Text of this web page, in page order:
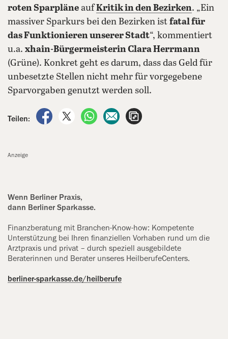
roten Sparpläne aufKritik in den Bezirken. „Ein
massiver Sparkurs bei den Bezirken ist fatal für
das Funktionieren unserer Stadt“, kommentiert
u.a. xhain-Bürgermeisterin Clara Herrmann
(Grüne). Konkret geht es darum, dass das Geld für
unbesetzte Stellen nicht mehr für vorgegebene
Sparvorgaben genutzt werden soll.
Teilen:
auf Facebook teilen
auf X teilenper WhatsApp teilen
per E-Mail teilen
Anzeige
Wenn Berliner Praxis,
dann Berliner Sparkasse.
Finanzberatung mit Branchen-Know-how: Kompetente
Unterstützung bei ‍Ihren finanziellen Vorhaben rund um die
Arztpraxis und privat – durch speziell ausgebildete
Beraterinnen und ‍Berater unseres HeilberufeCenters.
berliner-sparkasse.de/heilberufe